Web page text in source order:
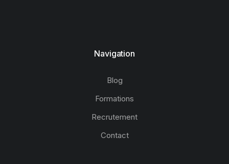
Navigation
Blog
Formations
Recrutement
Contact